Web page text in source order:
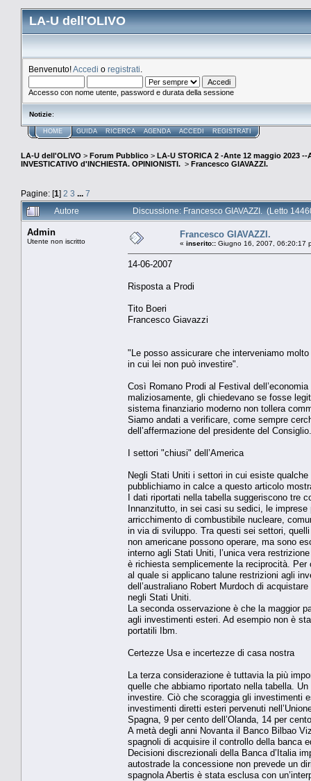
LA-U dell'OLIVO
Benvenuto!Accedi o registrati
Accesso con nome utente, password e durata della sessione
Notizie:
HOME GUIDA RICERCA AGENDA ACCEDI REGISTRATI
LA-U dell'OLIVO > Forum Pubblico > LA-U STORICA 2 -Ante 12 maggio 2023 --
INVESTICATIVO d'INCHIESTA. OPINIONISTI. > Francesco GIAVAZZI.
Pagine: [1] 2 3 ... 7
Autore
Discussione: Francesco GIAVAZZI. (Letto
Admin
Utente non iscritto
Francesco GIAVAZZI.
« inserito:: Giugno 16, 2007, 06:20:17
14-06-2007
Risposta a Prodi
Tito Boeri
Francesco Giavazzi
"Le posso assicurare che interveniamo
in cui lei non può investire".
Così Romano Prodi al Festival
maliziosamente, gli chiedevano se fosse
sistema finanziario moderno non tollera
Siamo andati a verificare, come sempre
dell’affermazione del presidente del Consiglio.
I settori "chiusi" dell’America
Negli Stati Uniti i settori in cui esiste
pubblichiamo in calce a questo articolo
I dati riportati nella tabella suggeriscono tre
Innanzitutto, in sei casi su sedici, le
arricchimento di combustibile nucleare,
in via di sviluppo. Tra questi sei settori,
non americane possono operare, ma sono
interno agli Stati Uniti, l’unica vera
è richiesta semplicemente la reciprocità.
al quale si applicano talune restrizioni agli
dell’australiano Robert Murdoch di
negli Stati Uniti.
La seconda osservazione è che la maggior
agli investimenti esteri. Ad esempio non è
portatili Ibm.
Certezze Usa e incertezze di casa nostra
La terza considerazione è tuttavia la più
quelle che abbiamo riportato nella tabella.
investire. Ciò che scoraggia gli investimenti
investimenti diretti esteri pervenuti
Spagna, 9 per cento dell’Olanda, 14 per
A metà degli anni Novanta il Banco Bilbao
spagnoli di acquisire il controllo della banca
Decisioni discrezionali della Banca d’Italia
autostrade la concessione non prevede un
spagnola Abertis è stata esclusa con